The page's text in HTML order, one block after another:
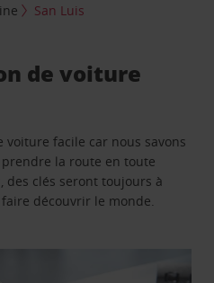
San Luis
de voiture
facile car nous savons
la route en toute
des clés seront toujours à
découvrir le monde.